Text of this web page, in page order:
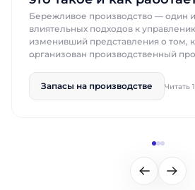
Бережливое производство — один
влиятельных подходов к
изменивший представления о том,
организован производственный
лишнего: излишних запасов, лишних
лишнего времени ожидания.
Запасы на производстве Читать